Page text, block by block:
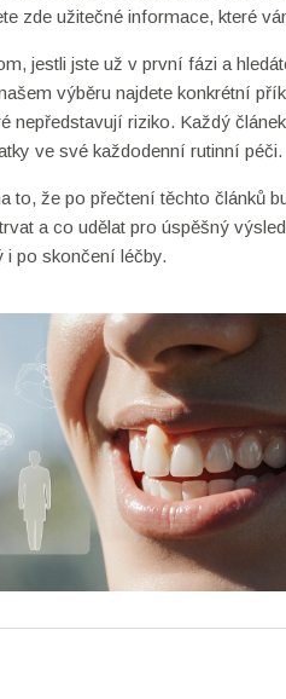
zde užitečné informace, které
jestli jste už v první fázi a
výběru najdete konkrétní
nepředstavují riziko. Každý
ve své každodenní rutinní péči.
to, že po přečtení těchto článků
a co udělat pro úspěšný
i po skončení léčby.